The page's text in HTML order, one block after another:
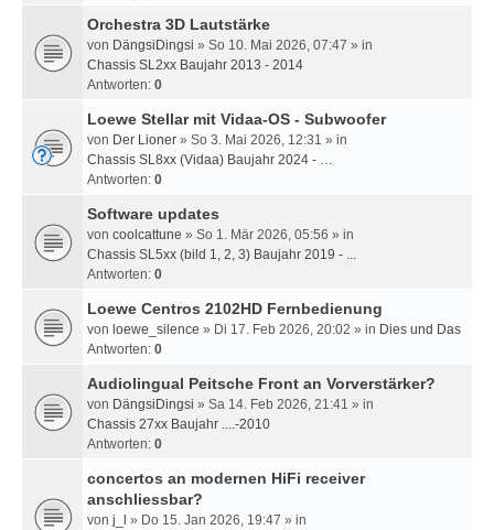
Orchestra 3D Lautstärke
von DängsiDingsi » So 10. Mai 2026, 07:47 » in
Chassis SL2xx Baujahr 2013 - 2014
Antworten: 0
Loewe Stellar mit Vidaa-OS - Subwoofer
von Der Lioner » So 3. Mai 2026, 12:31 » in
Chassis SL8xx (Vidaa) Baujahr 2024 - …
Antworten: 0
Software updates
von coolcattune » So 1. Mär 2026, 05:56 » in
Chassis SL5xx (bild 1, 2, 3) Baujahr 2019 - ...
Antworten: 0
Loewe Centros 2102HD Fernbedienung
von loewe_silence » Di 17. Feb 2026, 20:02 » in Dies und Das
Antworten: 0
Audiolingual Peitsche Front an Vorverstärker?
von DängsiDingsi » Sa 14. Feb 2026, 21:41 » in
Chassis 27xx Baujahr ....-2010
Antworten: 0
concertos an modernen HiFi receiver
anschliessbar?
von j_l
» Do 15. Jan 2026, 19:47 » in